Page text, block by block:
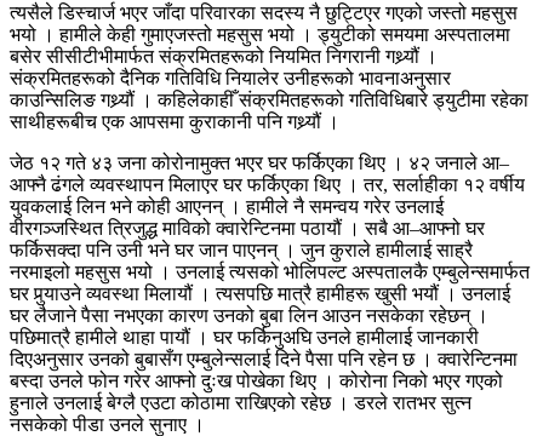
त्यसैले डिस्चार्ज भएर जाँदा परिवारका सदस्य नै छुट्टिएर गएको जस्तो महसुस
भयो । हामीले केही गुमाएजस्तो महसुस भयो । ड्युटीको समयमा अस्पतालमा
बसेर सीसीटीभीमार्फत संक्रमितहरूको नियमित निगरानी गथ्र्यौं ।
संक्रमितहरूको दैनिक गतिविधि नियालेर उनीहरूको भावनाअनुसार
काउन्सिलिङ गथ्र्यौं । कहिलेकाहीँ संक्रमितहरूको गतिविधिबारे ड्युटीमा रहेका
साथीहरूबीच एक आपसमा कुराकानी पनि गथ्र्यौं ।
जेठ १२ गते ४३ जना कोरोनामुक्त भएर घर फर्किएका थिए । ४२ जनाले आ–
आफ्नै ढंगले व्यवस्थापन मिलाएर घर फर्किएका थिए । तर, सर्लाहीका १२ वर्षीय
युवकलाई लिन भने कोही आएनन् । हामीले नै समन्वय गरेर उनलाई
वीरगञ्जस्थित त्रिजुद्ध माविको क्वारेन्टिनमा पठायौं । सबै आ–आफ्नो घर
फर्किसक्दा पनि उनी भने घर जान पाएनन् । जुन कुराले हामीलाई साह्रै
नरमाइलो महसुस भयो । उनलाई त्यसको भोलिपल्ट अस्पतालकै एम्बुलेन्समार्फत
घर पुर्‍याउने व्यवस्था मिलायौं । त्यसपछि मात्रै हामीहरू खुसी भयौं । उनलाई
घर लैजाने पैसा नभएका कारण उनको बुबा लिन आउन नसकेका रहेछन् ।
पछिमात्रै हामीले थाहा पायौं । घर फर्किनुअघि उनले हामीलाई जानकारी
दिएअनुसार उनको बुबासँग एम्बुलेन्सलाई दिने पैसा पनि रहेन छ । क्वारेन्टिनमा
बस्दा उनले फोन गरेर आफ्नो दुःख पोखेका थिए । कोरोना निको भएर गएको
हुनाले उनलाई बेग्लै एउटा कोठामा राखिएको रहेछ । डरले रातभर सुत्न
नसकेको पीडा उनले सुनाए ।